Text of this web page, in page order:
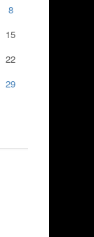
8
15
22
29